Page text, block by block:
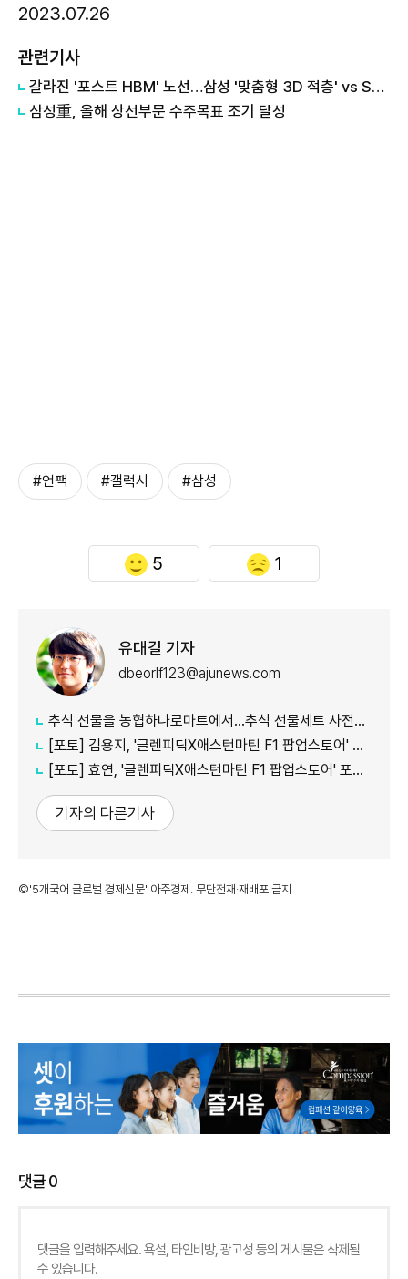
2023.07.26
관련기사
갈라진 '포스트 HBM' 노선…삼성 '맞춤형 3D 적층' vs SK '개방형 표준'
삼성重, 올해 상선부문 수주목표 조기 달성
#언팩 #갤럭시 #삼성
5 1
유대길 기자
dbeorlf123@ajunews.com
추석 선물을 농협하나로마트에서…추석 선물세트 사전예약 실시
[포토] 김용지, '글렌피딕X애스턴마틴 F1 팝업스토어' 포토콜 참석
[포토] 효연, '글렌피딕X애스턴마틴 F1 팝업스토어' 포토콜 참석
기자의 다른기사
©'5개국어 글로벌 경제신문' 아주경제. 무단전재·재배포 금지
댓글0